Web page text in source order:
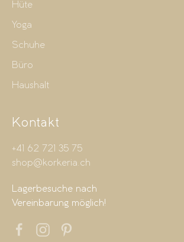
Hüte
Yoga
Schuhe
Büro
Haushalt
Kontakt
+41 62 721 35 75
shop@korkeria.ch
Lagerbesuche nach
Vereinbarung möglich!